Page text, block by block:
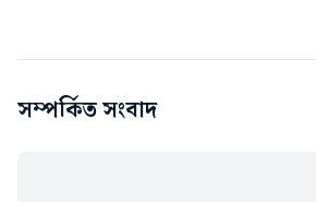
সম্পর্কিত সংবাদ